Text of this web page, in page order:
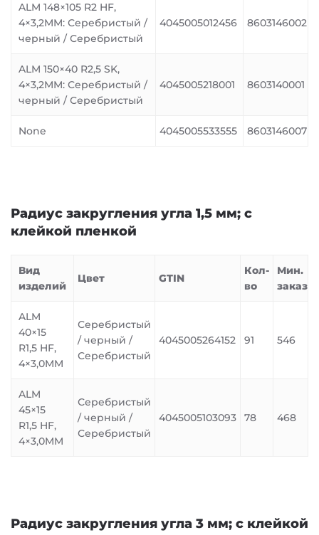
ALM 148×105 R2 HF,
4×3,2MM: Серебристый /
черный / Серебристый
4045005012456 8603146002
ALM 150×40 R2,5 SK,
4×3,2MM: Серебристый /
черный / Серебристый
4045005218001 8603140001
None 4045005533555 8603146007
Радиус закругления угла 1,5 мм; с
клейкой пленкой
Вид
изделий
Цвет GTIN
Кол-
во
Мин.
заказ
ALM
40×15
R1,5 HF,
4×3,0MM
Серебристый
/ черный /
Серебристый
4045005264152 91 546
ALM
45×15
R1,5 HF,
4×3,0MM
Серебристый
/ черный /
Серебристый
4045005103093 78 468
Радиус закругления угла 3 мм; с клейкой